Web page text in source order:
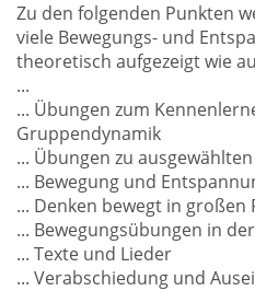
Zu den folgenden Punkten
viele Bewegungs- und
theoretisch aufgezeigt wie
...
... Übungen zum
Gruppendynamik
... Übungen zu
... Bewegung und
... Denken bewegt in großen
... Bewegungsübungen in
... Texte und Lieder
... Verabschiedung und